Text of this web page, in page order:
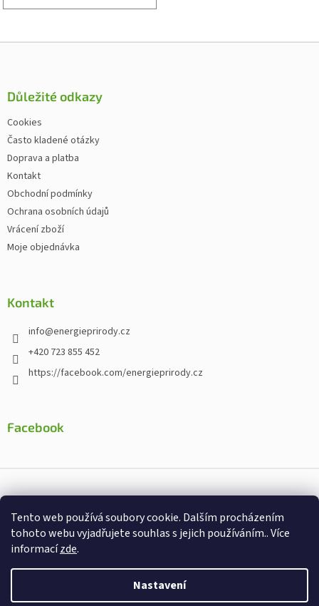
Tento web používá soubory cookie. Dalším procházením
tohoto webu vyjadřujete souhlas s jejich používáním.. Více
informacízde.
Nastavení
Zápatí
Důležité odkazy
Cookies
Často kladené otázky
Doprava a platba
Kontakt
Obchodní podmínky
Ochrana osobních údajů
Vrácení zboží
Moje objednávka
Kontakt
info@energieprirody.cz
+420 723 855 452
https://facebook.com/energieprirody.cz
Facebook
Nakodoval:Štefan Mazáň
doplňky stravy. Všechna práva vyhrazena.